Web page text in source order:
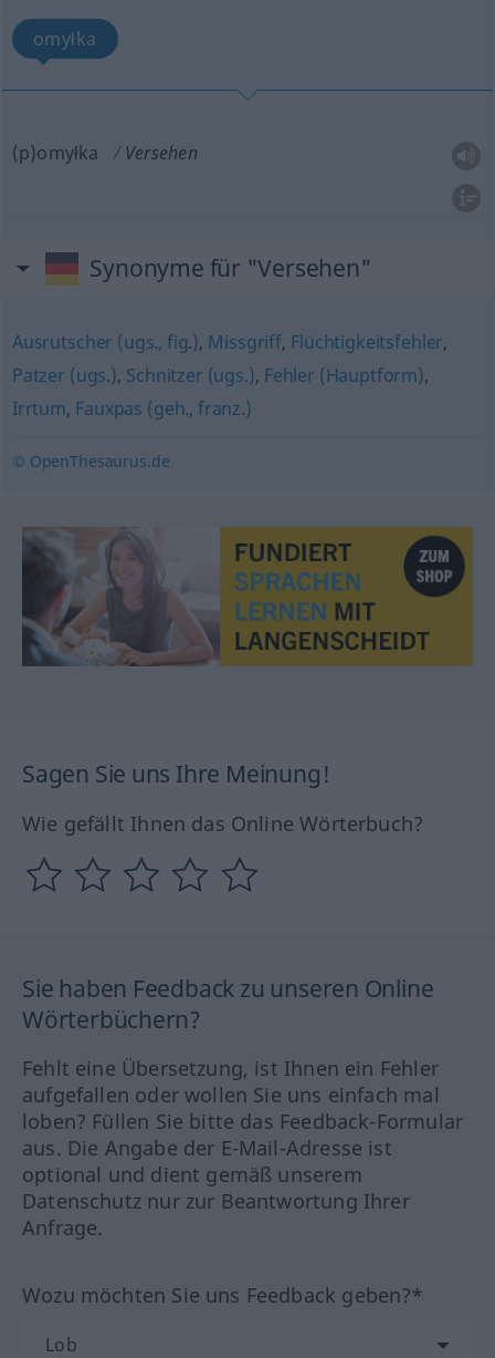
omyłka
(p)omyłka Versehen
Synonyme für "Versehen"
Ausrutscher (ugs., fig.), Missgriff, Flüchtigkeitsfehler,
Patzer (ugs.), Schnitzer (ugs.), Fehler (Hauptform),
Irrtum, Fauxpas (geh., franz.)
© OpenThesaurus.de
Sagen Sie uns Ihre Meinung!
Wie gefällt Ihnen das Online Wörterbuch?
Sie haben Feedback zu unseren Online
Wörterbüchern?
Fehlt eine Übersetzung, ist Ihnen ein Fehler
aufgefallen oder wollen Sie uns einfach mal
loben? Füllen Sie bitte das Feedback-Formular
aus. Die Angabe der E-Mail-Adresse ist
optional und dient gemäß unserem
Datenschutz nur zur Beantwortung Ihrer
Anfrage.
Wozu möchten Sie uns Feedback geben?*